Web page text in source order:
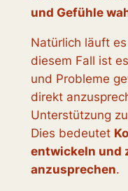
und Gefühle
Natürlich läuft
diesem Fall ist
und Probleme
direkt
Unterstützung
Dies bedeutet
entwickeln und
anzusprechen.